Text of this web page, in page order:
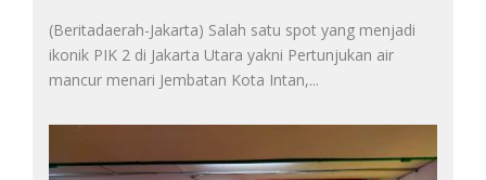
(Beritadaerah-Jakarta) Salah satu spot yang menjadi
ikonik PIK 2 di Jakarta Utara yakni Pertunjukan air
mancur menari Jembatan Kota Intan,...